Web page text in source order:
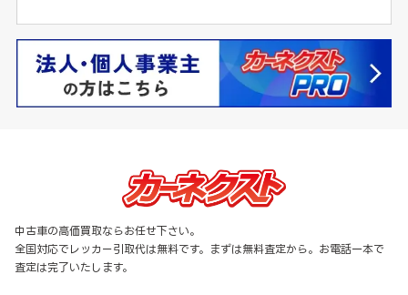
中古車の高価買取ならお任せ下さい。
全国対応でレッカー引取代は無料です。まずは無料査定から。お電話一本で
査定は完了いたします。